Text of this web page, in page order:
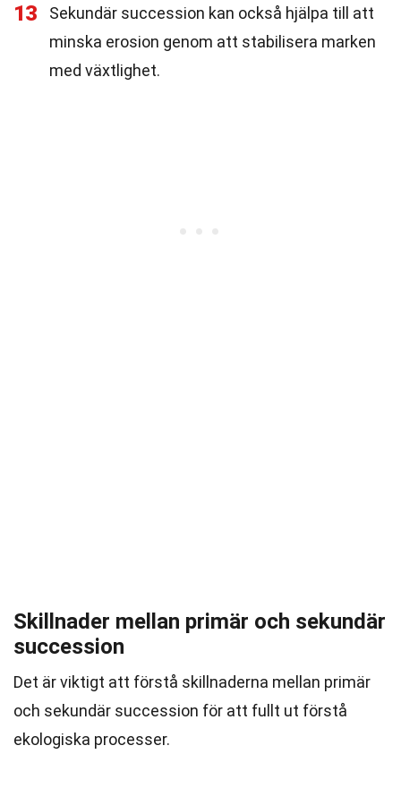
13
Sekundär succession kan också hjälpa till att
minska erosion genom att stabilisera marken
med växtlighet.
Skillnader mellan primär och sekundär
succession
Det är viktigt att förstå skillnaderna mellan primär
och sekundär succession för att fullt ut förstå
ekologiska processer.